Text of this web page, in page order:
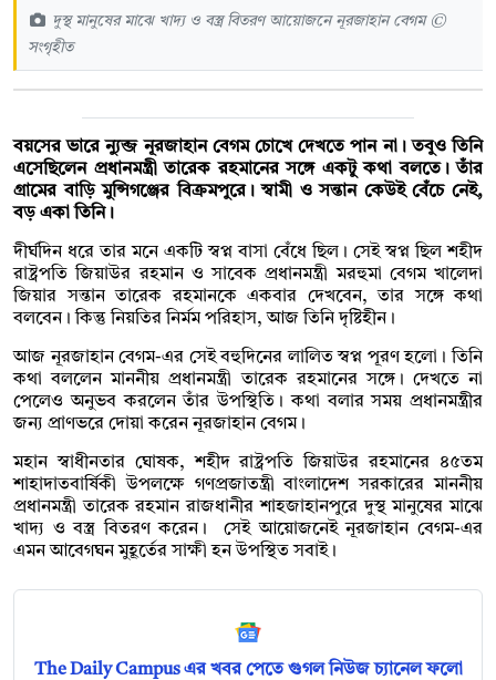
দুস্থ মানুষের মাঝে খাদ্য ও বস্ত্র বিতরণ আয়োজনে নূরজাহান বেগম ©
সংগৃহীত
বয়সের ভারে ন্যুব্জ নূরজাহান বেগম চোখে দেখতে পান না। তবুও তিনি
এসেছিলেন প্রধানমন্ত্রী তারেক রহমানের সঙ্গে একটু কথা বলতে। তাঁর
গ্রামের বাড়ি মুন্সিগঞ্জের বিক্রমপুরে। স্বামী ও সন্তান কেউই বেঁচে নেই,
বড় একা তিনি।
দীর্ঘদিন ধরে তার মনে একটি স্বপ্ন বাসা বেঁধে ছিল। সেই স্বপ্ন ছিল শহীদ
রাষ্ট্রপতি জিয়াউর রহমান ও সাবেক প্রধানমন্ত্রী মরহুমা বেগম খালেদা
জিয়ার সন্তান তারেক রহমানকে একবার দেখবেন, তার সঙ্গে কথা
বলবেন। কিন্তু নিয়তির নির্মম পরিহাস, আজ তিনি দৃষ্টিহীন।
আজ নূরজাহান বেগম-এর সেই বহুদিনের লালিত স্বপ্ন পূরণ হলো। তিনি
কথা বললেন মাননীয় প্রধানমন্ত্রী তারেক রহমানের সঙ্গে। দেখতে না
পেলেও অনুভব করলেন তাঁর উপস্থিতি। কথা বলার সময় প্রধানমন্ত্রীর
জন্য প্রাণভরে দোয়া করেন নূরজাহান বেগম।
মহান স্বাধীনতার ঘোষক, শহীদ রাষ্ট্রপতি জিয়াউর রহমানের ৪৫তম
শাহাদাতবার্ষিকী উপলক্ষে গণপ্রজাতন্ত্রী বাংলাদেশ সরকারের মাননীয়
প্রধানমন্ত্রী তারেক রহমান রাজধানীর শাহজাহানপুরে দুস্থ মানুষের মাঝে
খাদ্য ও বস্ত্র বিতরণ করেন। সেই আয়োজনেই নূরজাহান বেগম-এর
এমন আবেগঘন মুহূর্তের সাক্ষী হন উপস্থিত সবাই।
The Daily Campus এর খবর পেতে গুগল নিউজ চ্যানেল ফলো